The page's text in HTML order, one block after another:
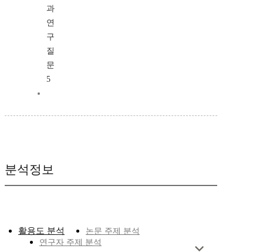
과
연
구
질
문
5
분석정보
활용도 분석
논문 주제 분석
연구자 주제 분석